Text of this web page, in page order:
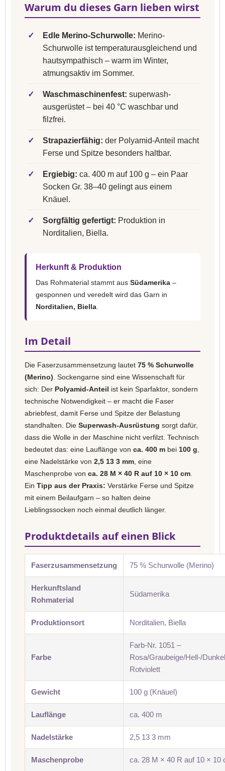
Warum du dieses Garn lieben wirst
✓ Edle Merino-Schurwolle: Merino-
Schurwolle ist temperaturausgleichend und
hautsympathisch – warm im Winter,
atmungsaktiv im Sommer.
✓ Waschmaschinenfest: superwash-
ausgerüstet – bei 40 °C waschbar und
filzfrei.
✓ Strapazierfähig: der Polyamid-Anteil macht
Ferse und Spitze besonders haltbar.
✓ Ergiebig: ca. 400 m auf 100 g – ein Paar
Socken Gr. 38–40 gelingt aus einem
Knäuel.
✓ Sorgfältig gefertigt: Produktion in
Norditalien, Biella.
Herkunft & Produktion
Das Rohmaterial stammt aus Südamerika –
gesponnen und veredelt wird das Garn in
Norditalien, Biella
Im Detail
Die Faserzusammensetzung lautet 75 % Schurwolle
(Merino) . Sockengarne sind eine Wissenschaft für
sich: Der Polyamid-Anteil ist kein Sparfaktor, sondern
technische Notwendigkeit – er macht die Faser
abriebfest, damit Ferse und Spitze der Belastung
standhalten. Die Superwash-Ausrüstung sorgt dafür,
dass die Wolle in der Maschine nicht verfilzt. Technisch
bedeutet das: eine Lauflänge von ca. 400 m bei 100 g
eine Nadelstärke von 2,5 13 3 mm , eine
Maschenprobe von ca. 28 M × 40 R auf 10 × 10 cm
Ein Tipp aus der Praxis: Verstärke Ferse und Spitze
mit einem Beilaufgarn – so halten deine
Lieblingssocken noch einmal deutlich länger.
Produktdetails auf einen Blick
Faserzusammensetzung 75 % Schurwolle (Merino)
Herkunftsland
Rohmaterial
Südamerika
Produktionsort Norditalien, Biella
Farbe
Farb-Nr. 1051 –
Rosa/Graubeige/Hell-/
Rotviolett
Gewicht 100 g (Knäuel)
Lauflänge ca. 400 m
Nadelstärke 2,5 13 3 mm
Maschenprobe ca. 28 M × 40 R auf 10 × 10